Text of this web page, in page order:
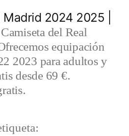
2024 2025 |
Camiseta del Real
equipación
2023 para adultos y
desde 69 €.